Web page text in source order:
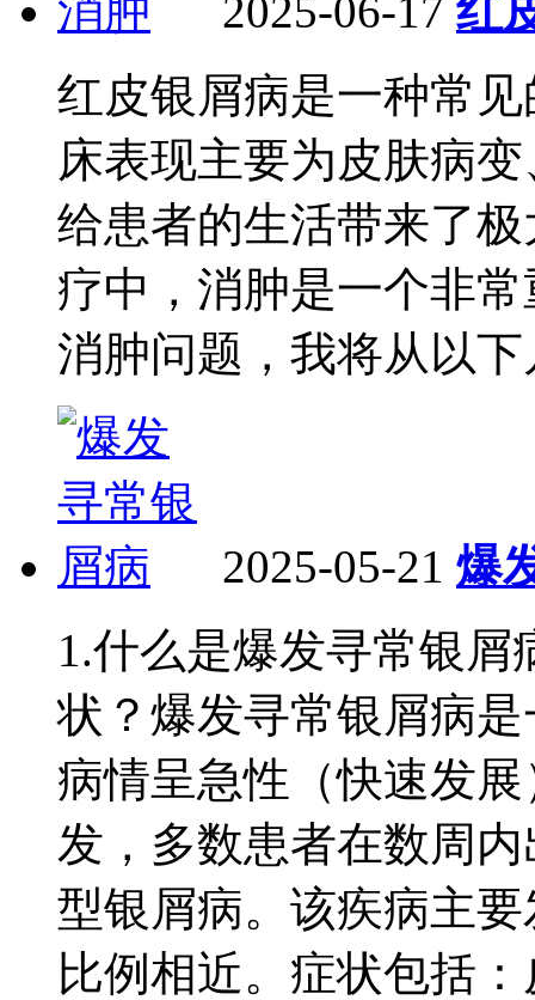
2025-06-17 红
红皮银屑病是一种常
床表现主要为皮肤病
给患者的生活带来了
疗中，消肿是一个非
消肿问题，我将从以下
2025-05-21 爆
1.什么是爆发寻常银
状？爆发寻常银屑病
病情呈急性（快速发
发，多数患者在数周
型银屑病。该疾病主
比例相近。症状包括